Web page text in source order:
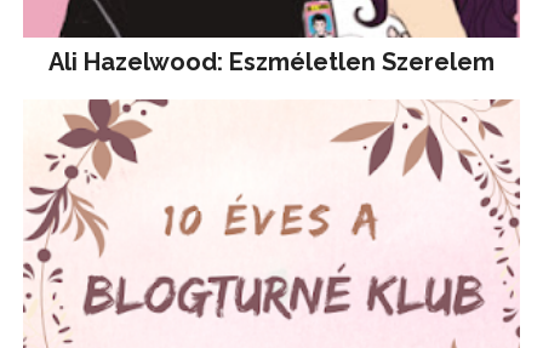
Ali Hazelwood: Eszméletlen Szerelem